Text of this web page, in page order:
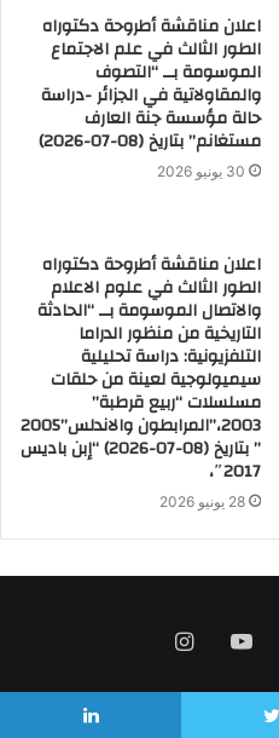
اعلان مناقشة أطروحة دكتوراه
الطور الثالث في علم الاجتماع
الموسومة بــ “التصوف
والمقاولاتية في الجزائر -دراسة
حالة مؤسسة جنة العارف
مستغانم” بتاريخ (08-07-2026)
30 يونيو 2026
اعلان مناقشة أطروحة دكتوراه
الطور الثالث في علوم الاعلام
والاتصال الموسومة بــ “الحادثة
التاريخية من منظور الدراما
التلفزيونية: دراسة تحليلية
سيميولوجية لعينة من حلقات
مسلسلات “ربيع قرطبة”
2003،”المرابطون والاندلس”2005
” بتاريخ (08-07-2026) “إبن باديس
2017″،
28 يونيو 2026
تويتر يوتيوبانستقرام